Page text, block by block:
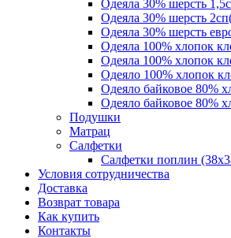
Одеяла 30% шерсть
Одеяла 30% шерсть
Одеяла 30% шерсть
Одеяла 100% хлопок
Одеяла 100% хлопок
Одеяло 100% хлопок
Одеяло байковое 80%
Одеяло байковое 80%
Подушки
Матрац
Салфетки
Салфетки поплин
Условия сотрудничества
Доставка
Возврат товара
Как купить
Контакты